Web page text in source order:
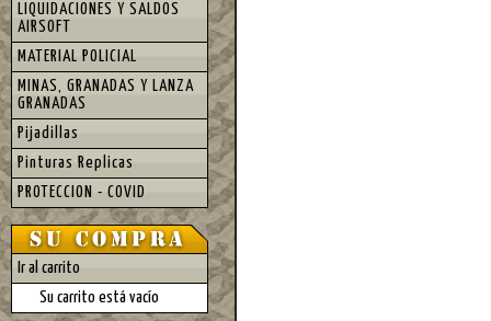
LIQUIDACIONES Y SALDOS
AIRSOFT
MATERIAL POLICIAL
MINAS, GRANADAS Y LANZA
GRANADAS
Pijadillas
Pinturas Replicas
PROTECCION - COVID
Ir al carrito
Su carrito está vacío